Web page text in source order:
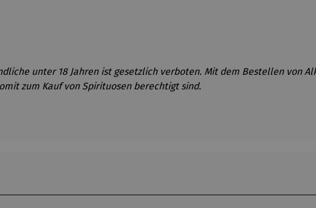
unter 18 Jahren ist gesetzlich verboten. Mit dem Bestellen von
zum Kauf von Spirituosen berechtigt sind.